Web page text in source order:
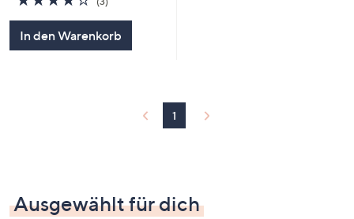
von
In den Warenkorb
1
Ausgewählt für dich